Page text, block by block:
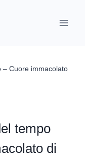
– Cuore immacolato
tempo
di